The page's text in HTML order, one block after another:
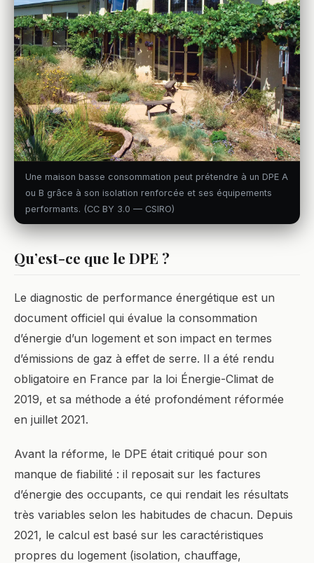
Une maison basse consommation peut prétendre à un DPE A
ou B grâce à son isolation renforcée et ses équipements
performants. (CC BY 3.0 — CSIRO)
Qu’est-ce que le DPE ?
Le diagnostic de performance énergétique est un
document officiel qui évalue la consommation
d’énergie d’un logement et son impact en termes
d’émissions de gaz à effet de serre. Il a été rendu
obligatoire en France par la loi Énergie-Climat de
2019, et sa méthode a été profondément réformée
en juillet 2021.
Avant la réforme, le DPE était critiqué pour son
manque de fiabilité : il reposait sur les factures
d’énergie des occupants, ce qui rendait les résultats
très variables selon les habitudes de chacun. Depuis
2021, le calcul est basé sur les caractéristiques
propres du logement (isolation, chauffage,